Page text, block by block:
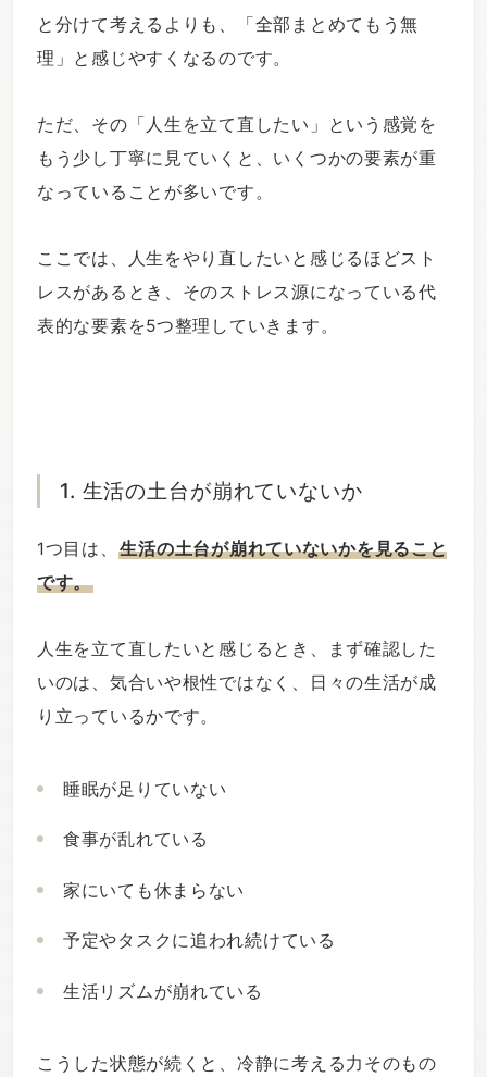
と分けて考えるよりも、「全部まとめてもう無
理」と感じやすくなるのです。
ただ、その「人生を立て直したい」という感覚を
もう少し丁寧に見ていくと、いくつかの要素が重
なっていることが多いです。
ここでは、人生をやり直したいと感じるほどスト
レスがあるとき、そのストレス源になっている代
表的な要素を5つ整理していきます。
1. 生活の土台が崩れていないか
1つ目は、 生活の土台が崩れていないかを見ること
です。
人生を立て直したいと感じるとき、まず確認した
いのは、気合いや根性ではなく、日々の生活が成
り立っているかです。
睡眠が足りていない
食事が乱れている
家にいても休まらない
予定やタスクに追われ続けている
生活リズムが崩れている
こうした状態が続くと、冷静に考える力そのもの